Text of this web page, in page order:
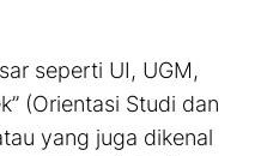
seperti UI, UGM,
(Orientasi Studi dan
yang juga dikenal